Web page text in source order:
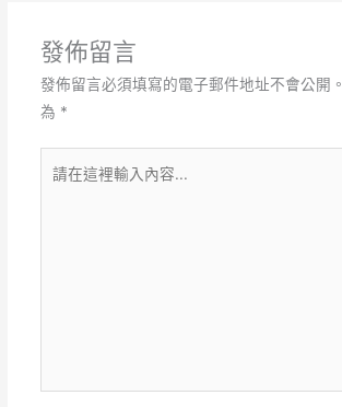
發佈留言
發佈留言必須填寫的電子郵件地址不會公開。
為 *
在